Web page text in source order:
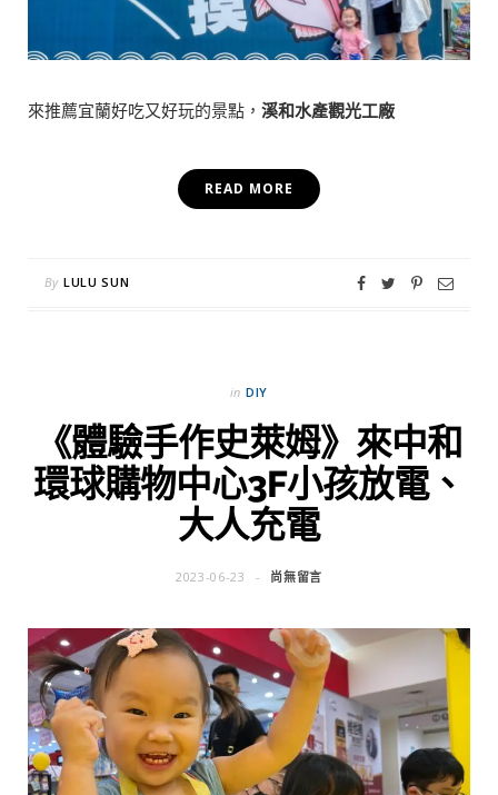
來推薦宜蘭好吃又好玩的景點， 溪和水產觀光工廠
READ MORE
By LULU SUN
in DIY
《體驗手作史萊姆》來中和
環球購物中心3F小孩放電、
大人充電
2023-06-23 尚無留言